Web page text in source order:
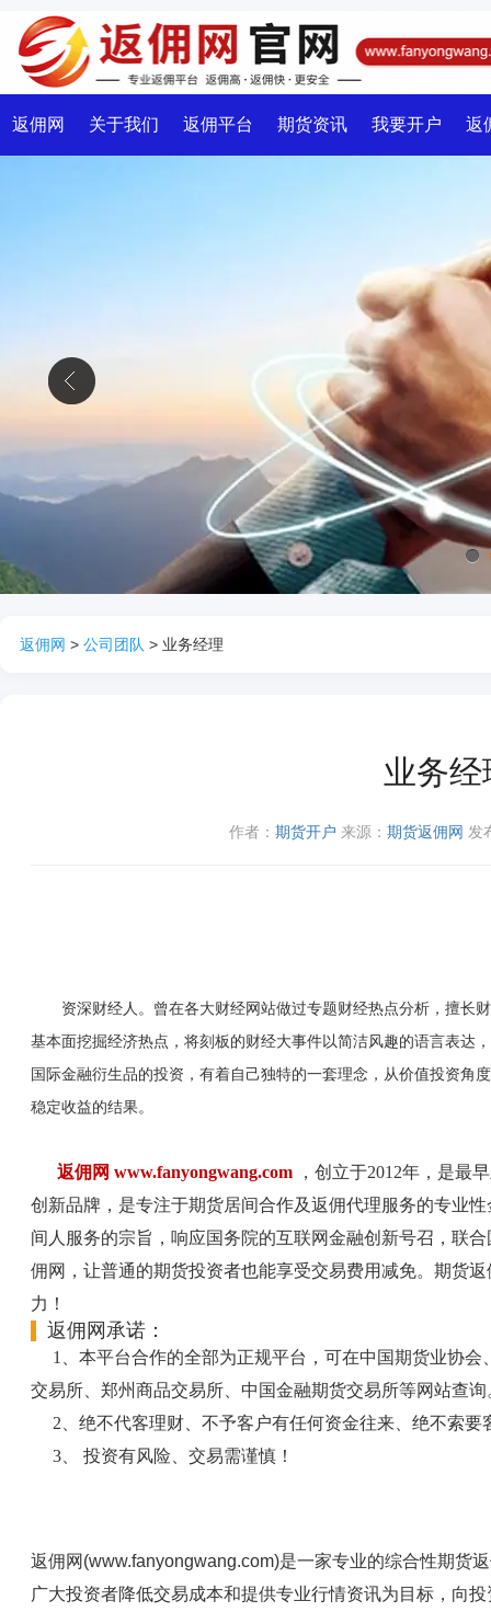
返佣网 关于我们 返佣平台 期货资讯 我要开户 返
返佣网 > 公司团队 > 业务经理
业务经
作者： 期货开户 来源： 期货返佣网 发
资深财经人。曾在各大财经网站做过专题财经热点分析，擅长
基本面挖掘经济热点，将刻板的财经大事件以简洁风趣的语言表达
国际金融衍生品的投资，有着自己独特的一套理念，从价值投资角
稳定收益的结果。
返佣网 www.fanyongwang.com ，创立于2012年，是最
创新品牌，是专注于期货居间合作及返佣代理服务的专业
间人服务的宗旨，响应国务院的互联网金融创新号召，联
佣网，让普通的期货投资者也能享受交易费用减免。期货
力！
返佣网承诺：
1、本平台合作的全部为正规平台，可在中国期货业协会
交易所、郑州商品交易所、中国金融期货交易所等网站查
2、绝不代客理财、不予客户有任何资金往来、绝不索要
3、 投资有风险、交易需谨慎！
返佣网(www.fanyongwang.com)是一家专业的综合性期货
广大投资者降低交易成本和提供专业行情资讯为目标，向